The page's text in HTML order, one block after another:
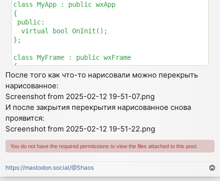
void MyFrame::OnQuit(wxCommandEvent& event)
  Close();
}
void MyFrame::OnSize(wxSizeEvent& event)
{
  wxSize size = GetSize();
  int dx = size.GetWidth();
  int dy = size.GetHeight();
  sprintf(str,"OnSize %d:%d",dx,dy);
  SetStatusText(str);
}
void MyFrame::OnMotion(wxMouseEvent& event)
  if(event.Dragging())
  {
class MyApp : public wxApp
{
public:
  virtual bool OnInit();
};
class MyFrame : public wxFrame
{
  int memdc_width;
  int memdc_height;
  wxMemoryDC *memdc;
  wxBitmap *bm;
public:
  MyFrame(const wxString& title);
  void OnQuit(wxCommandEvent& event);
  void OnSize(wxSizeEvent& event);
  void OnMotion(wxMouseEvent& event);
  void OnPaint(wxPaintEvent& event);
private:
После того как что-то нарисовали можно перекрыть
нарисованное:
Screenshot from 2025-02-12 19-51-07.png
И после закрытия перекрытия нарисованное снова
проявится:
Screenshot from 2025-02-12 19-51-22.png
You do not have the required permissions to view the files attached to this post.
https://mastodon.social/@Shaos
o